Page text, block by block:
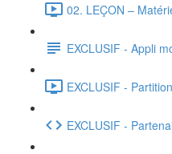
02. LEÇON –
EXCLUSIF - Appli
EXCLUSIF -
EXCLUSIF -